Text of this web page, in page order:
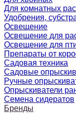
Для комнатных
Удобрения,
Освещение
Освещение для
Освещение для
Препараты от
Садовая техника
Садовые
Ручные
Опрыскиватели
Семена сидератов
Бренды